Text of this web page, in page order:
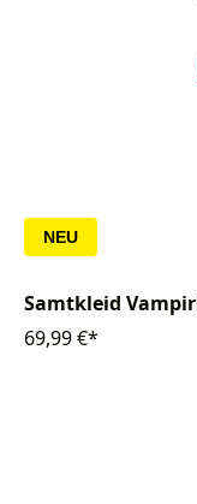
NEU
Samtkleid
69,99 €*